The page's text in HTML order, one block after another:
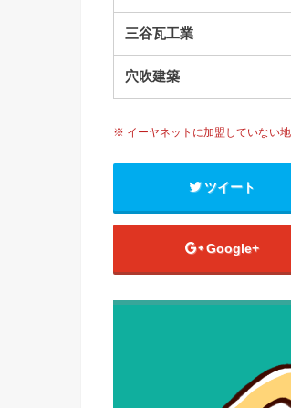
三谷瓦工業
穴吹建築
※ イーヤネットに加盟していない
ツイート
Google+